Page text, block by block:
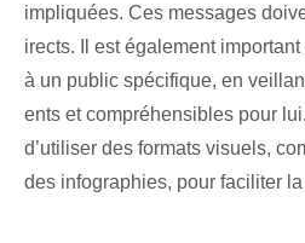
impliquées. Ces messages
irects. Il est également
à un public spécifique, en
ents et compréhensibles pour
d’utiliser des formats visuels,
des infographies, pour faciliter